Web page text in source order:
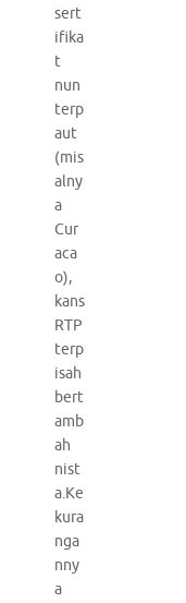
sert
ifika
t
nun
terp
aut
(mis
alny
a
Cur
aca
o),
kans
RTP
terp
isah
bert
amb
ah
nist
a.Ke
kura
nga
nny
a